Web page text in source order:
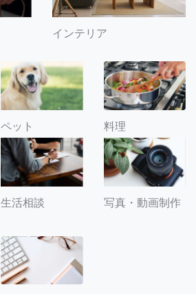
インテリア
ペット 料理
生活相談 写真・動画制作